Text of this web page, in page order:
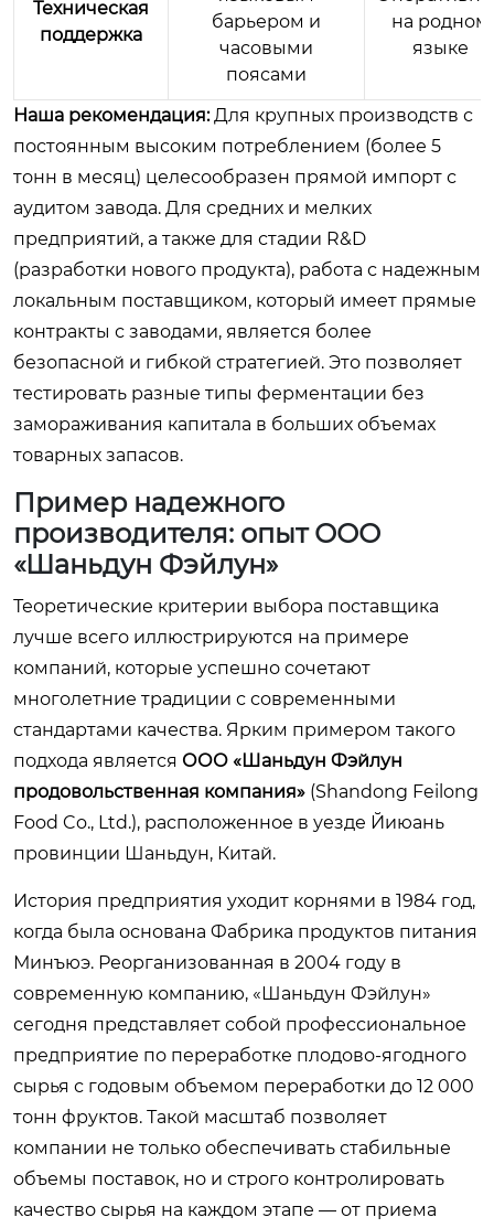
Техническая
поддержка
барьером и
часовыми
поясами
на родном
языке
Наша рекомендация:Для крупных производств с
постоянным высоким потреблением (более 5
тонн в месяц) целесообразен прямой импорт с
аудитом завода. Для средних и мелких
предприятий, а также для стадии R&D
(разработки нового продукта), работа с надежным
локальным поставщиком, который имеет прямые
контракты с заводами, является более
безопасной и гибкой стратегией. Это позволяет
тестировать разные типы ферментации без
замораживания капитала в больших объемах
товарных запасов.
Пример надежного
производителя: опыт ООО
«Шаньдун Фэйлун»
Теоретические критерии выбора поставщика
лучше всего иллюстрируются на примере
компаний, которые успешно сочетают
многолетние традиции с современными
стандартами качества. Ярким примером такого
подхода является ООО «Шаньдун Фэйлун
продовольственная компания» (Shandong Feilong
Food Co., Ltd.), расположенное в уезде Йиюань
провинции Шаньдун, Китай.
История предприятия уходит корнями в 1984 год,
когда была основана Фабрика продуктов питания
Минъюэ. Реорганизованная в 2004 году в
современную компанию, «Шаньдун Фэйлун»
сегодня представляет собой профессиональное
предприятие по переработке плодово-ягодного
сырья с годовым объемом переработки до 12 000
тонн фруктов. Такой масштаб позволяет
компании не только обеспечивать стабильные
объемы поставок, но и строго контролировать
качество сырья на каждом этапе — от приема